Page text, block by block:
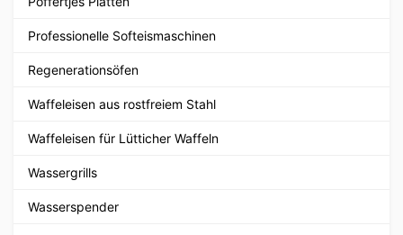
Professionelle Softeismaschinen
Regenerationsöfen
Waffeleisen aus rostfreiem Stahl
Waffeleisen für Lütticher Waffeln
Wassergrills
Wasserspender